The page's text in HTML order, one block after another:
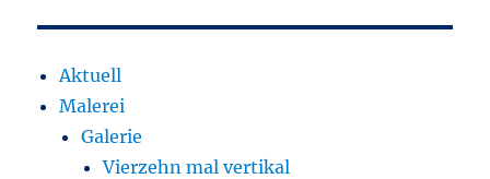
Aktuell
Malerei
Galerie
Vierzehn mal vertikal